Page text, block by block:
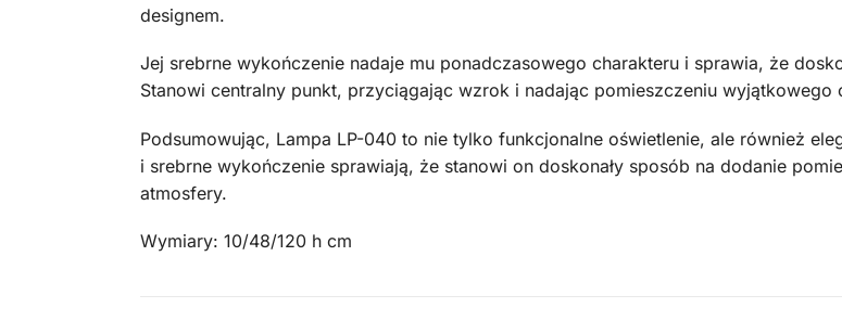
designem.
Jej srebrne wykończenie nadaje mu ponadczasowego charakteru i sprawia, że
Stanowi centralny punkt, przyciągając wzrok i nadając pomieszczeniu wyjątkowego
Podsumowując, Lampa LP-040 to nie tylko funkcjonalne oświetlenie, ale również
i srebrne wykończenie sprawiają, że stanowi on doskonały sposób na dodanie
atmosfery.
Wymiary: 10/48/120 h cm